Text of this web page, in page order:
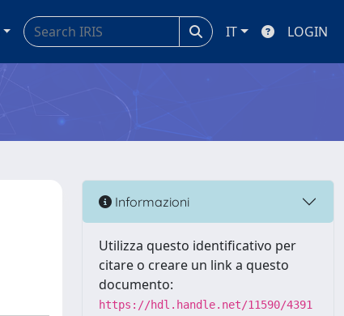
IT LOGIN
Informazioni
Utilizza questo identificativo per
citare o creare un link a questo
documento:
https://hdl.handle.net/11590/4391